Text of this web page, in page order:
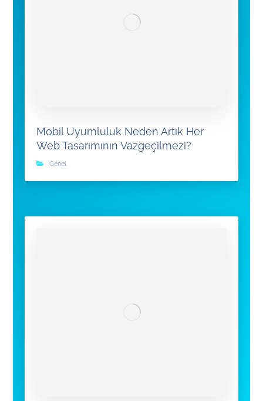
Mobil Uyumluluk Neden Artık Her
Web Tasarımının Vazgeçilmezi?
Genel